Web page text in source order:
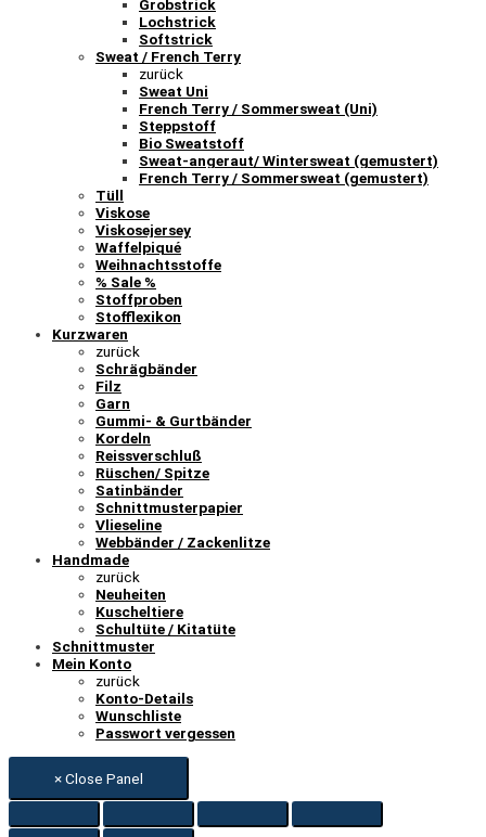
Grobstrick
Lochstrick
Softstrick
Sweat / French Terry
zurück
Sweat Uni
French Terry / Sommersweat (Uni)
Steppstoff
Bio Sweatstoff
Sweat-angeraut/ Wintersweat (gemustert)
French Terry / Sommersweat (gemustert)
Tüll
Viskose
Viskosejersey
Waffelpiqué
Weihnachtsstoffe
% Sale %
Stoffproben
Stofflexikon
Kurzwaren
zurück
Schrägbänder
Filz
Garn
Gummi- & Gurtbänder
Kordeln
Reissverschluß
Rüschen/ Spitze
Satinbänder
Schnittmusterpapier
Vlieseline
Webbänder / Zackenlitze
Handmade
zurück
Neuheiten
Kuscheltiere
Schultüte / Kitatüte
Schnittmuster
Mein Konto
zurück
Konto-Details
Wunschliste
Passwort vergessen
× Close Panel